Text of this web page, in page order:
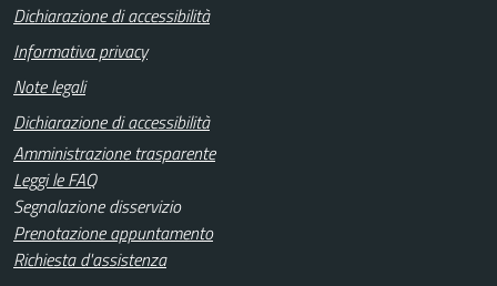
Dichiarazione di accessibilità
Informativa privacy
Note legali
Dichiarazione di accessibilità
Amministrazione trasparente
Leggi le FAQ
Segnalazione disservizio
Prenotazione appuntamento
Richiesta d'assistenza